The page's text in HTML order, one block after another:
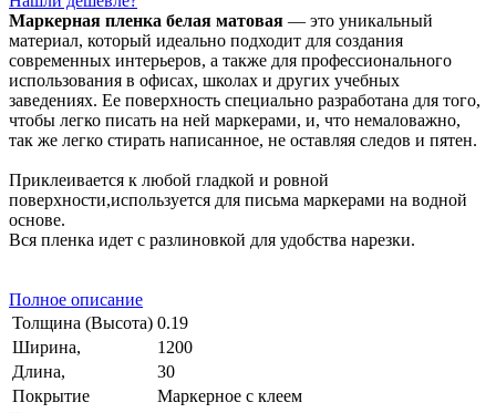
Маркерная пленка белая матовая — это уникальный
материал, который идеально подходит для создания
современных интерьеров, а также для профессионального
использования в офисах, школах и других учебных
заведениях. Ее поверхность специально разработана для того,
чтобы легко писать на ней маркерами, и, что немаловажно,
так же легко стирать написанное, не оставляя следов и пятен.
Приклеивается к любой гладкой и ровной
поверхности,используется для письма маркерами на водной
основе.
Вся пленка идет с разлиновкой для удобства нарезки.
Полное описание
Толщина (Высота) 0.19
Ширина,
1200
Длина,
30
Покрытие
Маркерное с клеем